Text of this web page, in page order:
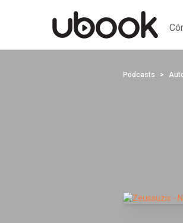
Podcasts